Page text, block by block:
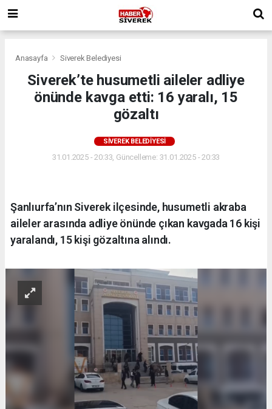
Anasayfa Siverek Belediyesi
Siverek’te husumetli aileler adliye
önünde kavga etti: 16 yaralı, 15
gözaltı
SIVEREK BELEDIYESI
31.01.2025 - 20:33, Güncelleme: 31.01.2025 - 20:33
Şanlıurfa’nın Siverek ilçesinde, husumetli akraba
aileler arasında adliye önünde çıkan kavgada 16 kişi
yaralandı, 15 kişi gözaltına alındı.